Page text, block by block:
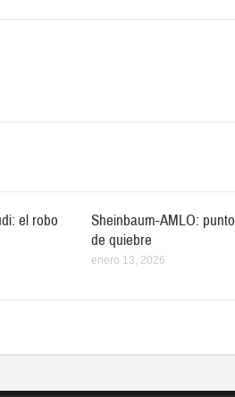
el robo
Sheinbaum-AMLO: punto
de quiebre
enero 13, 2026